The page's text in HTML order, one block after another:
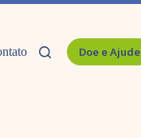
Doe e Ajude